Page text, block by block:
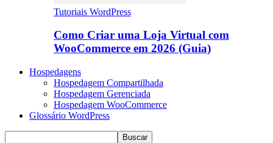
Tutoriais WordPress
Como Criar uma Loja Virtual com
WooCommerce em 2026 (Guia)
Hospedagens
Hospedagem Compartilhada
Hospedagem Gerenciada
Hospedagem WooCommerce
Glossário WordPress